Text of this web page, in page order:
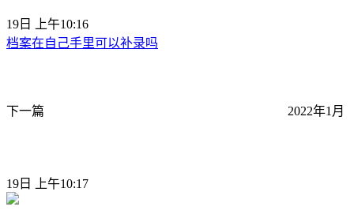
19日 上午10:16
档案在自己手里可以补录吗
下一篇 2022年1月
19日 上午10:17